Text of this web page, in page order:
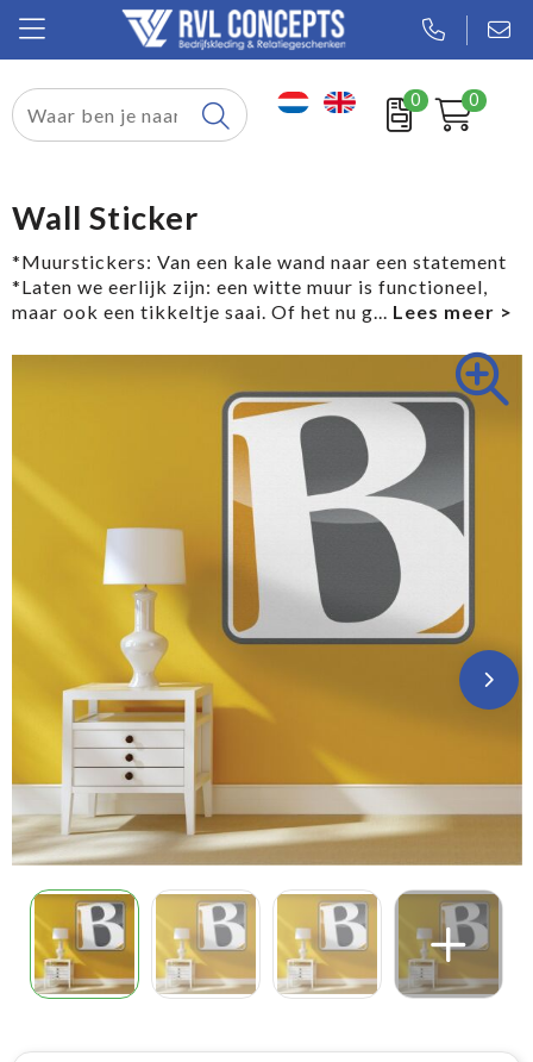
0 0
Relatiegeschenken
Tassen
Sport
Werkkleding
Wall Sticker
*Muurstickers: Van een kale wand naar een statement
*Laten we eerlijk zijn: een witte muur is functioneel,
maar ook een tikkeltje saai. Of het nu g...